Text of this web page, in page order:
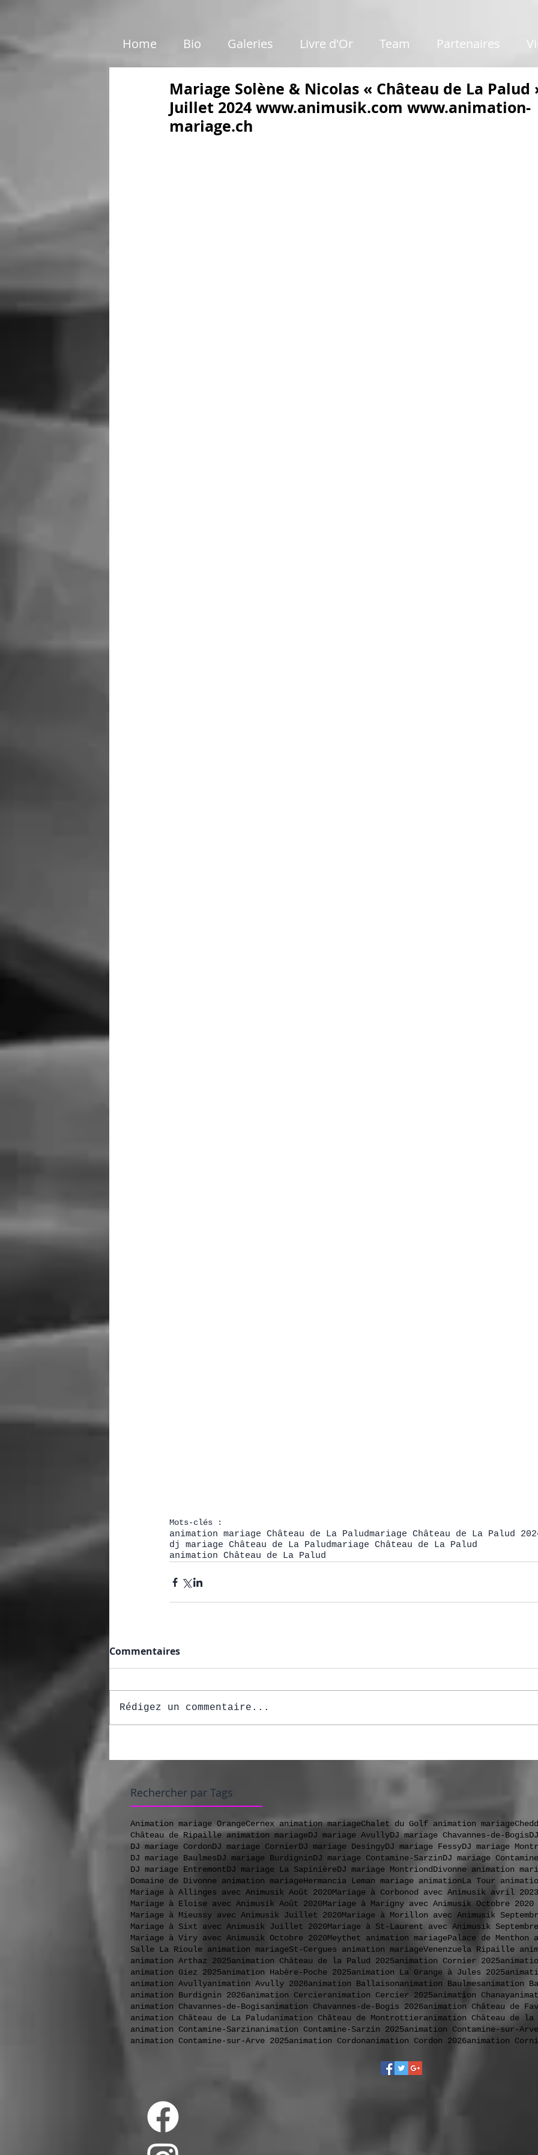
Home Bio Galeries Livre d'Or Team Partenaires
Mariage Solène & Nicolas « Château de La Palud
Juillet 2024 www.animusik.com www.animation-
mariage.ch
Mots-clés :
animation mariage Château de La Paludmariage Château de La Palud
dj mariage Château de La Paludmariage Château de La Palud
animation Château de La Palud
Commentaires
Rédigez un commentaire...
Rechercher par Tags
Animation mariage OrangeCernex animation mariageChalet du Golf animation mariage
Château de Ripaille animation mariageDJ mariage AvullyDJ mariage Chavannes-de-Bogis
DJ mariage CordonDJ mariage CornierDJ mariage DesingyDJ mariage FessyDJ mariage
DJ mariage BaulmesDJ mariage BurdigninDJ mariage Contamine-SarzinDJ mariage
DJ mariage EntremontDJ mariage La SapinièreDJ mariage MontriondDivonne animation
Domaine de Divonne animation mariageHermancia Leman mariage animationLa Tour
Mariage à Allinges avec Animusik Août 2020Mariage à Corbonod avec Animusik avril 2023
Mariage à Eloise avec Animusik Août 2020Mariage à Marigny avec Animusik Octobre 2020
Mariage à Mieussy avec Animusik Juillet 2020Mariage à Morillon avec Animusik
Mariage à Sixt avec Animusik Juillet 2020Mariage à St-Laurent avec Animusik
Mariage à Viry avec Animusik Octobre 2020Meythet animation mariagePalace de Menthon
Salle La Rioule animation mariageSt-Cergues animation mariageVenenzuela Ripaille
animation Arthaz 2025animation Château de la Palud 2025animation Cornier 2025
animation Giez 2025animation Habère-Poche 2025animation La Grange à Jules 2025
animation Avullyanimation Avully 2026animation Ballaisonanimation Baulmesanimation
animation Burdignin 2026animation Cercieranimation Cercier 2025animation Chanay
animation Chavannes-de-Bogisanimation Chavannes-de-Bogis 2026animation Château de
animation Château de La Paludanimation Château de Montrottieranimation Château de la
animation Contamine-Sarzinanimation Contamine-Sarzin 2025animation Contamine-sur-Arve
animation Contamine-sur-Arve 2025animation Cordonanimation Cordon 2026animation